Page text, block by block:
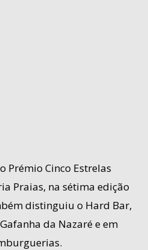
Prémio Cinco Estrelas
Praias, na sétima edição
distinguiu o Hard Bar,
da Nazaré e em